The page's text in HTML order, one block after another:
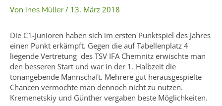
Von Ines Müller / 13. März 2018
Die C1-Junioren haben sich im ersten Punktspiel des Jahres
einen Punkt erkämpft. Gegen die auf Tabellenplatz 4
liegende Vertretung des TSV IFA Chemnitz erwischte man
den besseren Start und war in der 1. Halbzeit die
tonangebende Mannschaft. Mehrere gut herausgespielte
Chancen vermochte man dennoch nicht zu nutzen.
Kremenetskiy und Günther vergaben beste Möglichkeiten.